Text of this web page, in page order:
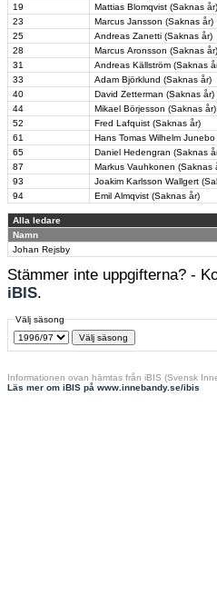
19
Mattias Blomqvist (Saknas år)
23
Marcus Jansson (Saknas år)
25
Andreas Zanetti (Saknas år)
28
Marcus Aronsson (Saknas år)
31
Andreas Källström (Saknas
33
Adam Björklund (Saknas år)
40
David Zetterman (Saknas år)
44
Mikael Börjesson (Saknas år)
52
Fred Lafquist (Saknas år)
61
Hans Tomas Wilhelm
65
Daniel Hedengran (Saknas
87
Markus Vauhkonen (Saknas
93
Joakim Karlsson Wallgert
94
Emil Almqvist (Saknas år)
Alla ledare
Namn
Johan Rejsby
Stämmer inte uppgifterna? -
iBIS.
Välj säsong
Informationen ovan hämtas från iBIS (Svensk
Läs mer om iBIS på www.innebandy.se/ibis